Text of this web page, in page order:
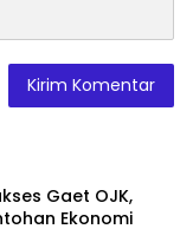
Gaet OJK,
Ekonomi